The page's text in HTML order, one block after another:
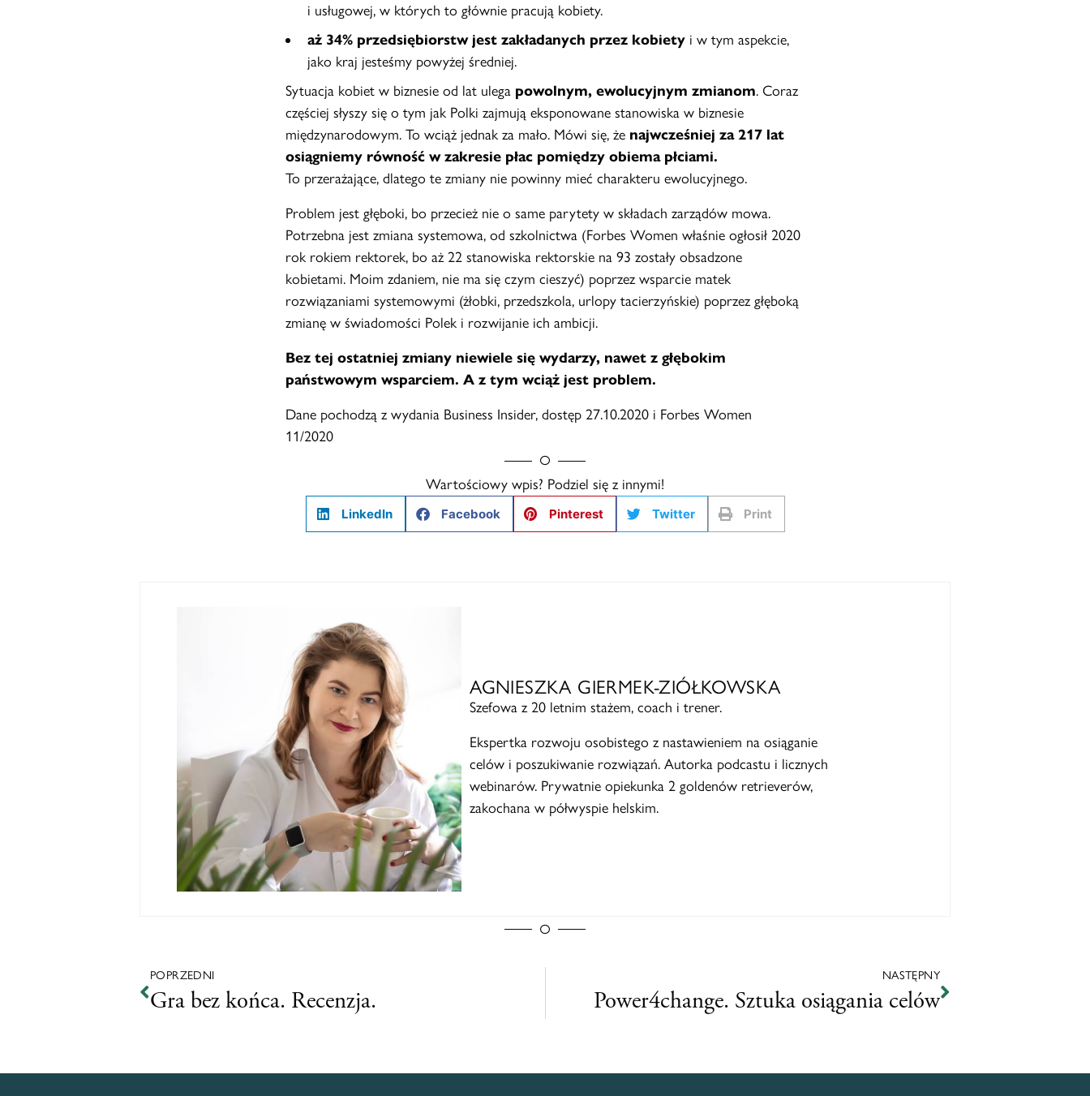
i usługowej, w których to głównie pracują kobiety.
aż 34% przedsiębiorstw jest zakładanych przez kobiety i w tym aspekcie,
jako kraj jesteśmy powyżej średniej.
Sytuacja kobiet w biznesie od lat ulega powolnym, ewolucyjnym zmianom. Coraz
częściej słyszy się o tym jak Polki zajmują eksponowane stanowiska w biznesie
międzynarodowym. To wciąż jednak za mało. Mówi się, że najwcześniej za 217 lat
osiągniemy równość w zakresie płac pomiędzy obiema płciami.
To przerażające, dlatego te zmiany nie powinny mieć charakteru ewolucyjnego.
Problem jest głęboki, bo przecież nie o same parytety w składach zarządów mowa.
Potrzebna jest zmiana systemowa, od szkolnictwa (Forbes Women właśnie ogłosił 2020
rok rokiem rektorek, bo aż 22 stanowiska rektorskie na 93 zostały obsadzone
kobietami. Moim zdaniem, nie ma się czym cieszyć) poprzez wsparcie matek
rozwiązaniami systemowymi (żłobki, przedszkola, urlopy tacierzyńskie) poprzez głęboką
zmianę w świadomości Polek i rozwijanie ich ambicji.
Bez tej ostatniej zmiany niewiele się wydarzy, nawet z głębokim
państwowym wsparciem. A z tym wciąż jest problem.
Dane pochodzą z wydania Business Insider, dostęp 27.10.2020 i Forbes Women
11/2020
Wartościowy wpis? Podziel się z innymi!
LinkedIn Facebook Pinterest Twitter Print
AGNIESZKA GIERMEK-ZIÓŁKOWSKA
Szefowa z 20 letnim stażem, coach i trener.
Ekspertka rozwoju osobistego z nastawieniem na osiąganie
celów i poszukiwanie rozwiązań. Autorka podcastu i licznych
webinarów. Prywatnie opiekunka 2 goldenów retrieverów,
zakochana w półwyspie helskim.
POPRZEDNI
Gra bez końca. Recenzja.
NASTĘPNY
Power4change. Sztuka osiągania celów